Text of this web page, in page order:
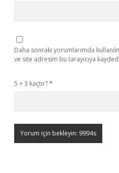
Daha sonraki yorumlarımda
ve site adresim bu tarayıcıya
5 + 3 kaçtır?*